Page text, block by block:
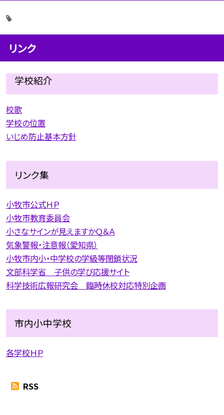
リンク
学校紹介
校歌
学校の位置
いじめ防止基本方針
リンク集
小牧市公式ＨＰ
小牧市教育委員会
小さなサインが見えますかＱ＆Ａ
気象警報・注意報（愛知県）
小牧市内小・中学校の学級等閉鎖状況
文部科学省 子供の学び応援サイト
科学技術広報研究会 臨時休校対応特別企画
市内小中学校
各学校ＨＰ
RSS